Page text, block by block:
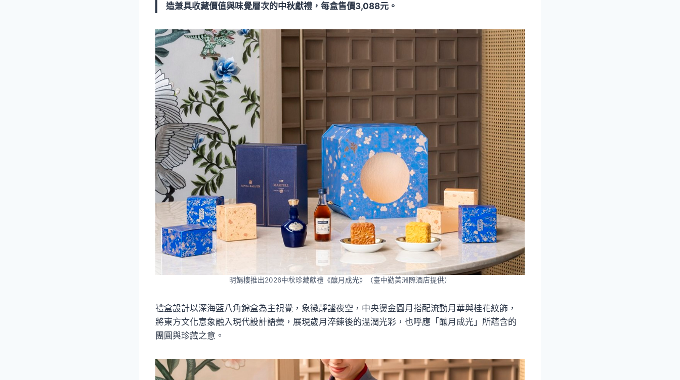
造兼具收藏價值與味覺層次的中秋獻禮，每盒售價3,088元。
明娟樓推出2026中秋珍藏獻禮《釀月成光》（臺中勤美洲際酒店提供）
禮盒設計以深海藍八角錦盒為主視覺，象徵靜謐夜空，中央燙金圓月搭配流動月華與桂花紋飾，
將東方文化意象融入現代設計語彙，展現歲月淬鍊後的溫潤光彩，也呼應「釀月成光」所蘊含的
團圓與珍藏之意。